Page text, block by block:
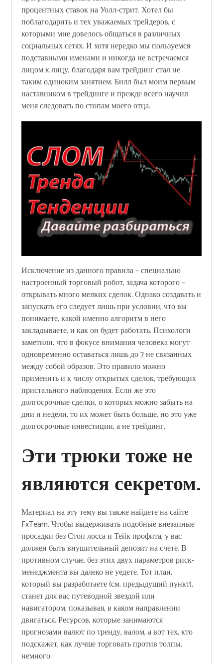
процентных ставок на Уолл-стрит. Хотел бы
поблагодарить и тех уважаемых трейдеров, с
которыми мне довелось общаться в различных
социальных сетях. И хотя нередко мы пользуемся
подставными именами и никогда не встречаемся
лицом к лицу, благодаря вам трейдинг стал не
таким одиноким занятием. Билл был моим первым
наставником в трейдинге и прежде всего научил
меня следовать по стопам моего отца.
Исключение из данного правила – специально
настроенный торговый робот, задача которого –
открывать много мелких сделок. Однако создавать и
запускать его следует лишь при условии, что вы
понимаете, какой именно алгоритм в него
закладываете, и как он будет работать. Психологи
заметили, что в фокусе внимания человека могут
одновременно оставаться лишь до 7 не связанных
между собой образов. Это правило можно
применить и к числу открытых сделок, требующих
пристального наблюдения. Если же это
долгосрочные сделки, о которых можно забыть на
дни и недели, то их может быть больше, но это уже
долгосрочные инвестиции, а не трейдинг.
Эти трюки тоже не
являются секретом.
Материал на эту тему вы также найдете на сайте
FxTeam. Чтобы выдерживать подобные внезапные
просадки без Стоп лосса и Тейк профита, у вас
должен быть внушительный депозит на счете. В
противном случае, без этих двух параметров риск-
менеджмента вы далеко не уедете. Тот план,
который вы разработаете (см. предыдущий пункт),
станет для вас путеводной звездой или
навигатором, показывая, в каком направлении
двигаться. Ресурсов, которые занимаются
прогнозами валют по тренду, валом, а вот тех, кто
подскажет, как лучше торговать против толпы,
немного.